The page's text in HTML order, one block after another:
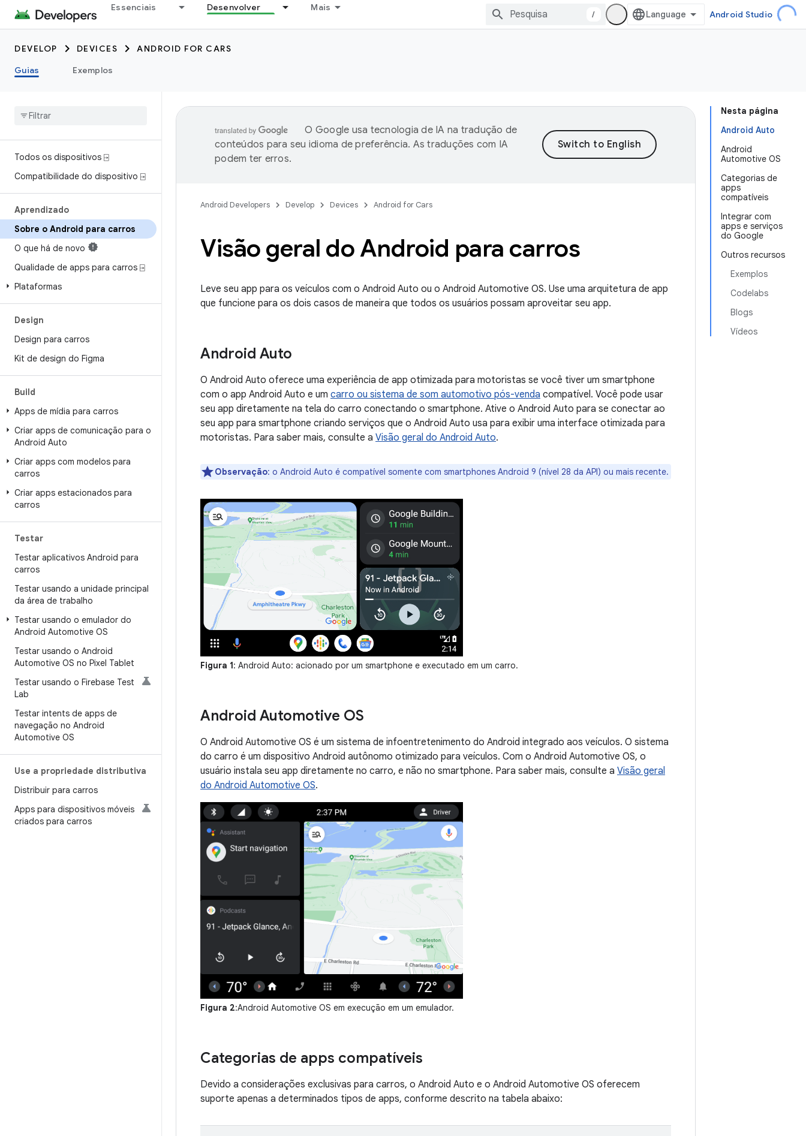
Essenciais Desenvolver Mais
/ Android Studio
DEVELOP DEVICES
ANDROID FOR CARS
Guias
Exemplos
Todos os dispositivos ⍈
Compatibilidade do dispositivo ⍈
Aprendizado
Sobre o Android para carros
O que há de novo
Qualidade de apps para carros ⍈
Plataformas
Design
Design para carros
Kit de design do Figma
Build
Apps de mídia para carros
Criar apps de comunicação para o
Android Auto
Criar apps com modelos para
carros
Criar apps estacionados para
carros
Testar
Testar aplicativos Android para
carros
Testar usando a unidade principal
da área de trabalho
Testar usando o emulador do
Android Automotive OS
Testar usando o Android
Automotive OS no Pixel Tablet
Testar usando o Firebase Test
Lab
Testar intents de apps de
navegação no Android
Automotive OS
Use a propriedade distributiva
Distribuir para carros
Apps para dispositivos móveis
criados para carros
Nesta página
Android Auto
Android
Automotive OS
Categorias de
apps
compatíveis
Integrar com
apps e serviços
do Google
Outros recursos
Exemplos
Codelabs
Blogs
Vídeos
O Google usa tecnologia de IA na tradução de
conteúdos para seu idioma de preferência. As traduções com IA
podem ter erros.
Android Developers Develop Devices Android for Cars
Visão geral do Android para carros
Leve seu app para os veículos com o Android Auto ou o Android Automotive OS. Use uma arquitetura de app
que funcione para os dois casos de maneira que todos os usuários possam aproveitar seu app.
Android Auto
O Android Auto oferece uma experiência de app otimizada para motoristas se você tiver um smartphone
com o app Android Auto e um carro ou sistema de som automotivo pós-venda compatível. Você pode usar
seu app diretamente na tela do carro conectando o smartphone. Ative o Android Auto para se conectar ao
seu app para smartphone criando serviços que o Android Auto usa para exibir uma interface otimizada para
motoristas. Para saber mais, consulte a Visão geral do Android Auto.
Observação: o Android Auto é compatível somente com smartphones Android 9 (nível 28 da API) ou mais recente.
Figura 1: Android Auto: acionado por um smartphone e executado em um carro.
Android Automotive OS
O Android Automotive OS é um sistema de infoentretenimento do Android integrado aos veículos. O sistema
do carro é um dispositivo Android autônomo otimizado para veículos. Com o Android Automotive OS, o
usuário instala seu app diretamente no carro, e não no smartphone. Para saber mais, consulte a Visão geral
do Android Automotive OS.
Figura 2:Android Automotive OS em execução em um emulador.
Categorias de apps compatíveis
Devido a considerações exclusivas para carros, o Android Auto e o Android Automotive OS oferecem
suporte apenas a determinados tipos de apps, conforme descrito na tabela abaixo: